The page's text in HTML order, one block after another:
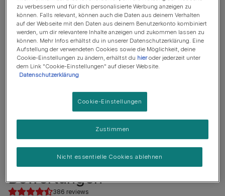
Alleinfuttermittel für ausgewachsene Katzen.
Mehr
Produktübersicht
Zutaten & Ernährung
Fütterungsempfehlung
Bewertungen
386 reviews
zu verbessern und für dich personalisierte Werbung anzeigen zu
können. Falls relevant, können auch die Daten aus deinem Verhalten
auf der Webseite mit den Daten aus deinem Benutzerkonto kombiniert
werden, um dir relevantere Inhalte anzeigen und zukommen lassen zu
können. Mehr Infos erhältst du in unserer Datenschutzerklärung. Eine
Aufstellung der verwendeten Cookies sowie die Möglichkeit, deine
Cookie-Einstellungen zu ändern, erhältst du hieroder jederzeit unter
dem Link "Cookie-Einstellungen" auf dieser Website.
Datenschutzerklärung
Cookie-Einstellungen
Nicht essentielle Cookies ablehnen
Zustimmen